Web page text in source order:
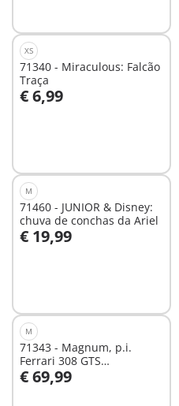
XS
71340 - Miraculous: Falcão
Traça
€ 6,99
Ao carrinho
M
71460 - JUNIOR & Disney:
chuva de conchas da Ariel
€ 19,99
Ao carrinho
M
71343 - Magnum, p.i.
Ferrari 308 GTS
Quattrovalvole
€ 69,99
Ao carrinho